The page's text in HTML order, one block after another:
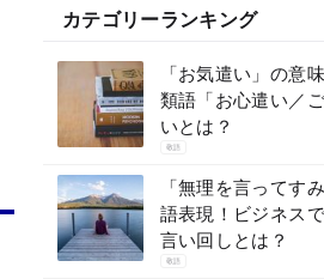
カテゴリーランキング
「お気遣い」の意
類語「お心遣い／
いとは？
敬語
「無理を言ってす
語表現！ビジネス
言い回しとは？
敬語